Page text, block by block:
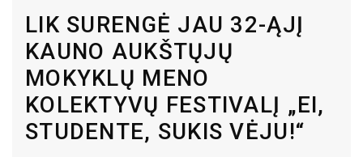
LIK SURENGĖ JAU 32-ĄJĮ
KAUNO AUKŠTŲJŲ
MOKYKLŲ MENO
KOLEKTYVŲ FESTIVALĮ „EI,
STUDENTE, SUKIS VĖJU!“